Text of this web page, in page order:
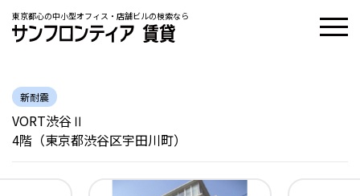
東京都心の中小型オフィス・店舗ビルの検索なら
新耐震
VORT渋谷Ⅱ
4階（東京都渋谷区宇田川町）